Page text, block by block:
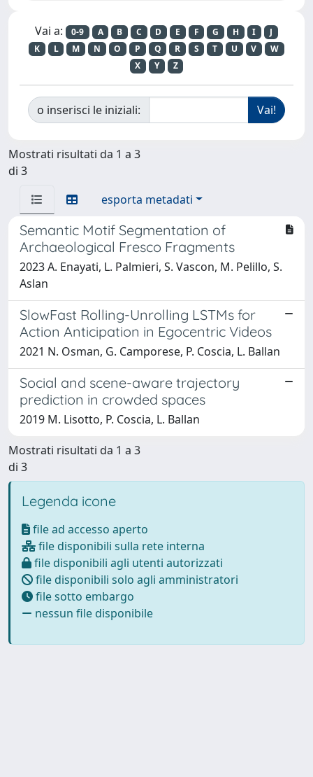
Vai a: 0-9 A B C D E F G H I
J
K
L M N O P Q R S T U V
W
X
Y Z
o inserisci le iniziali:
Mostrati risultati da 1 a 3
di 3
esporta metadati
Semantic Motif Segmentation of
Archaeological Fresco Fragments
2023 A. Enayati, L. Palmieri, S. Vascon, M. Pelillo, S.
Aslan
SlowFast Rolling-Unrolling LSTMs for
Action Anticipation in Egocentric Videos
2021 N. Osman, G. Camporese, P. Coscia, L. Ballan
Social and scene-aware trajectory
prediction in crowded spaces
2019 M. Lisotto, P. Coscia, L. Ballan
Mostrati risultati da 1 a 3
di 3
Legenda icone
file ad accesso aperto
file disponibili sulla rete interna
file disponibili agli utenti autorizzati
file disponibili solo agli amministratori
file sotto embargo
nessun file disponibile